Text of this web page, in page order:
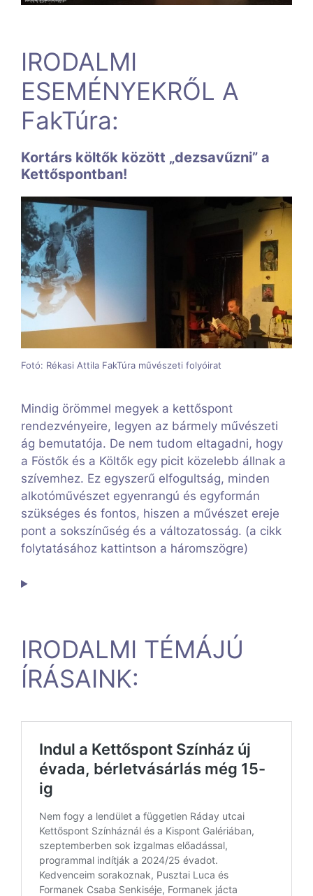
IRODALMI
ESEMÉNYEKRŐL A
FakTúra:
Kortárs költők között „dezsavűzni” a
Kettőspontban!
Fotó: Rékasi Attila FakTúra művészeti folyóirat
Mindig örömmel megyek a kettőspont
rendezvényeire, legyen az bármely művészeti
ág bemutatója. De nem tudom eltagadni, hogy
a Föstők és a Költők egy picit közelebb állnak a
szívemhez. Ez egyszerű elfogultság, minden
alkotóművészet egyenrangú és egyformán
szükséges és fontos, hiszen a művészet ereje
pont a sokszínűség és a változatosság. (a cikk
folytatásához kattintson a háromszögre)
IRODALMI TÉMÁJÚ
ÍRÁSAINK: